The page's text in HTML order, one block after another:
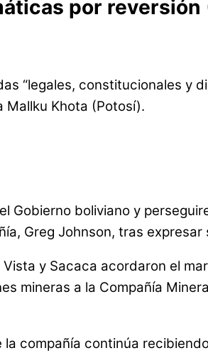
por reversión
“legales, constitucionales y
Mallku Khota (Potosí).
Gobierno boliviano y
Greg Johnson, tras
y Sacaca acordaron el
mineras a la Compañía
compañía continúa